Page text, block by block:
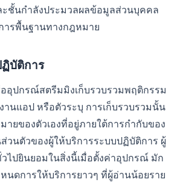
ะชั้นกำลังประมวลผลข้อมูลส่วนบุคคล
ารพื้นฐานทางกฎหมาย
บัติการ
ออุปกรณ์สตรีมมิงเก็บรวบรวมพฤติกรรม
านแอป หรือตัวระบุ การเก็บรวบรวมนั้น
ยของตัวเองที่อยู่ภายใต้การกำกับของ
วนตัวของผู้ให้บริการระบบปฏิบัติการ ผู้
ไปยินยอมในสิ่งนี้เมื่อตั้งค่าอุปกรณ์ มัก
ดการให้บริการยาวๆ ที่ผู้อ่านน้อยราย